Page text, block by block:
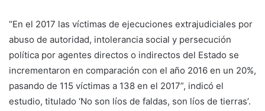
“En el 2017 las víctimas de ejecuciones extrajudiciales por
abuso de autoridad, intolerancia social y persecución
política por agentes directos o indirectos del Estado se
incrementaron en comparación con el año 2016 en un 20%,
pasando de 115 víctimas a 138 en el 2017”, indicó el
estudio, titulado ‘No son líos de faldas, son líos de tierras’.